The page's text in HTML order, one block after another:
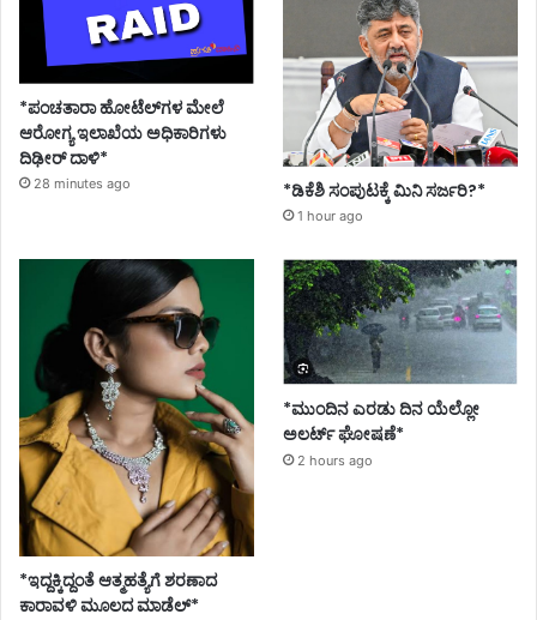
*ಪಂಚತಾರಾ ಹೋಟೆಲ್‌ಗಳ ಮೇಲೆ
ಆರೋಗ್ಯ ಇಲಾಖೆಯ ಅಧಿಕಾರಿಗಳು
ದಿಢೀರ್ ದಾಳಿ*
28 minutes ago *ಡಿಕೆಶಿ ಸಂಪುಟಕ್ಕೆ ಮಿನಿ ಸರ್ಜರಿ?*
1 hour ago
*ಇದ್ದಕ್ಕಿದ್ದಂತೆ ಆತ್ಮಹತ್ಯೆಗೆ ಶರಣಾದ
ಕಾರಾವಳಿ ಮೂಲದ ಮಾಡೆಲ್*
*ಮುಂದಿನ ಎರಡು ದಿನ ಯೆಲ್ಲೋ
ಅಲರ್ಟ್ ಘೋಷಣೆ*
2 hours ago